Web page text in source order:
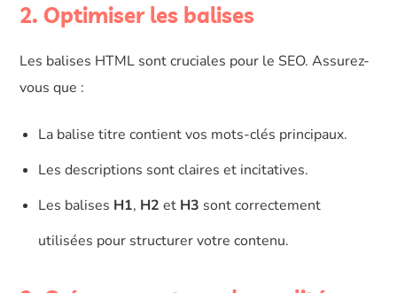
2. Optimiser les balises
Les balises HTML sont cruciales pour le SEO. Assurez-
vous que :
La balise titre contient vos mots-clés principaux.
Les descriptions sont claires et incitatives.
Les balises H1, H2 et H3 sont correctement
utilisées pour structurer votre contenu.